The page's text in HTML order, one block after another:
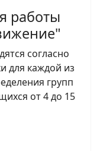
работы
согласно
для каждой из
групп
от 4 до 15